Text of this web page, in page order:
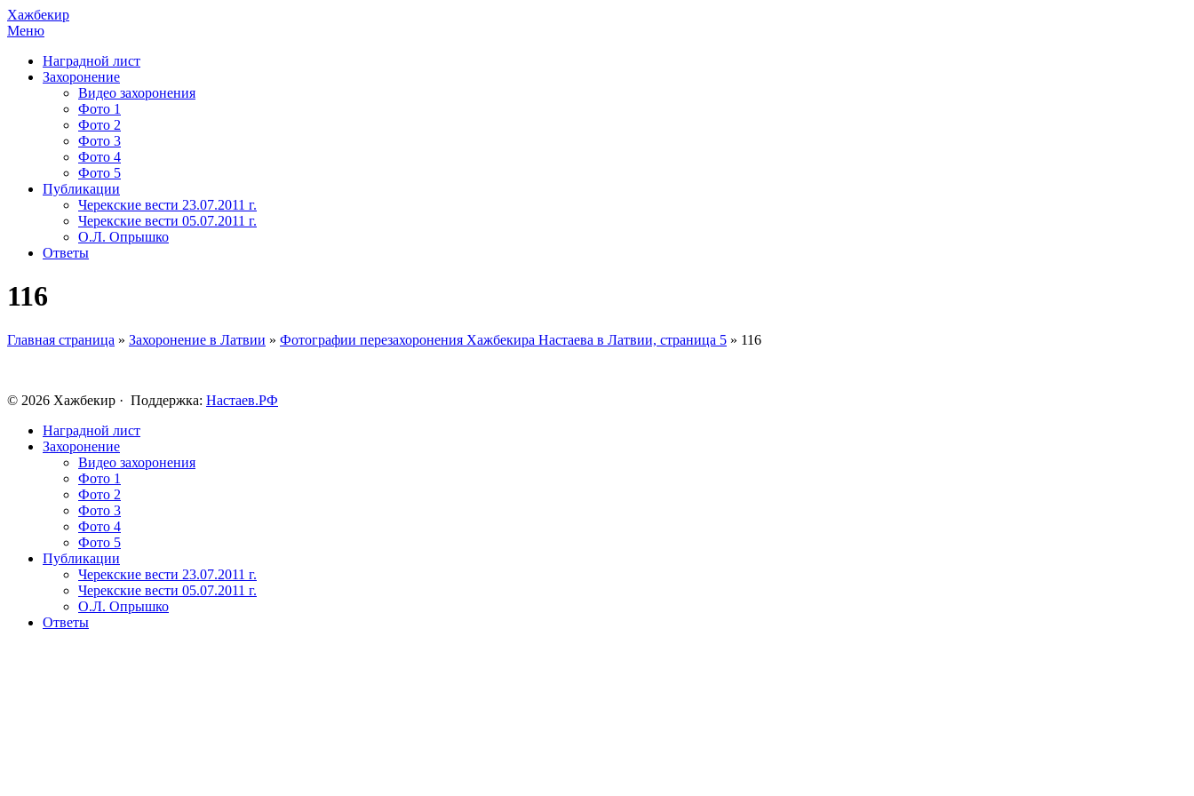
Хажбекир
Меню
Наградной лист
Захоронение
Видео захоронения
Фото 1
Фото 2
Фото 3
Фото 4
Фото 5
Публикации
Черекские вести 23.07.2011 г.
Черекские вести 05.07.2011 г.
О.Л. Опрышко
Ответы
116
Главная страница » Захоронение в Латвии » Фотографии перезахоронения Хажбекира Настаева в Латвии, страница 5 » 116
© 2026 Хажбекир · Поддержка: Настаев.РФ
Наградной лист
Захоронение
Видео захоронения
Фото 1
Фото 2
Фото 3
Фото 4
Фото 5
Публикации
Черекские вести 23.07.2011 г.
Черекские вести 05.07.2011 г.
О.Л. Опрышко
Ответы